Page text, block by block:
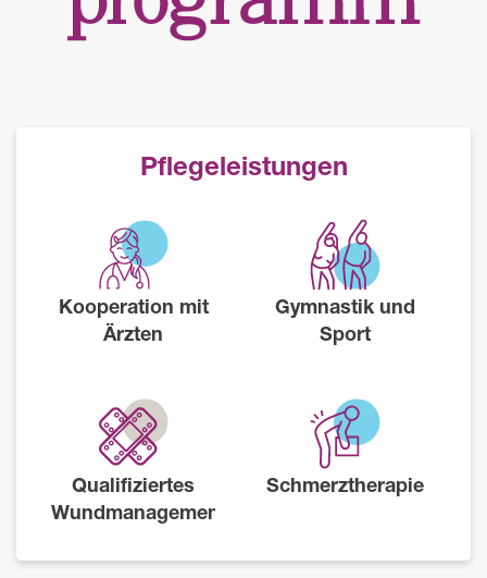
Pflegeleistungen
Kooperation mit
Ärzten
Gymnastik und
Sport
Qualifiziertes
Wundmanagement
Schmerztherapie